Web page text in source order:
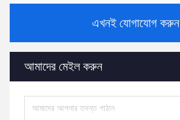
এখনই যোগাযোগ করুন
আমাদের মেইল ​​করুন